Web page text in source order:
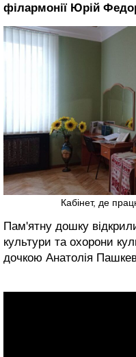
філармонії Юрій
Кабінет, де
Пам'ятну дошку
культури та охорони
дочкою Анатолія